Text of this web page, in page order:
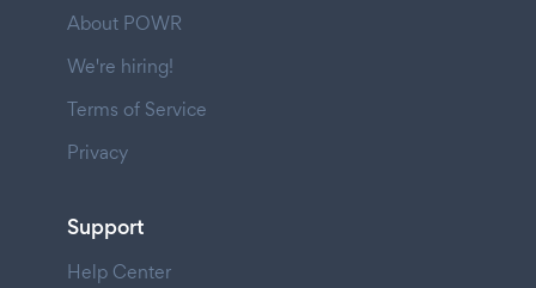
About POWR
We're hiring!
Terms of Service
Privacy
Support
Help Center